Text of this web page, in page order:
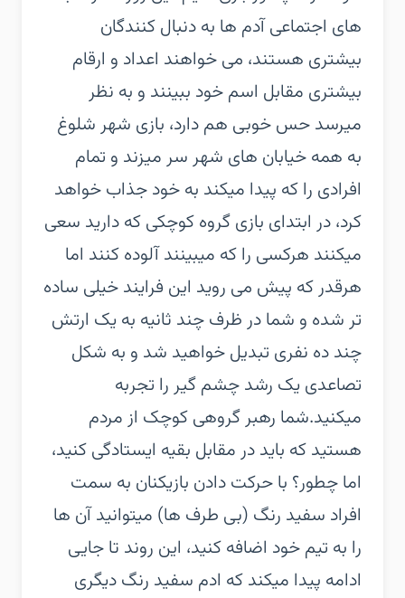
های اجتماعی آدم ها به دنبال کنندگان
بیشتری هستند، می خواهند اعداد و ارقام
بیشتری مقابل اسم خود ببینند و به نظر
میرسد حس خوبی هم دارد، بازی شهر شلوغ
به همه خیابان های شهر سر میزند و تمام
افرادی را که پیدا میکند به خود جذاب خواهد
کرد، در ابتدای بازی گروه کوچکی که دارید سعی
میکنند هرکسی را که میبینند آلوده کنند اما
هرقدر که پیش می روید این فرایند خیلی ساده
تر شده و شما در ظرف چند ثانیه به یک ارتش
چند ده نفری تبدیل خواهید شد و به شکل
تصاعدی یک رشد چشم گیر را تجربه
میکنید.شما رهبر گروهی کوچک از مردم
هستید که باید در مقابل بقیه ایستادگی کنید،
اما چطور؟ با حرکت دادن بازیکنان به سمت
افراد سفید رنگ (بی طرف ها) میتوانید آن ها
را به تیم خود اضافه کنید، این روند تا جایی
ادامه پیدا میکند که ادم سفید رنگ دیگری